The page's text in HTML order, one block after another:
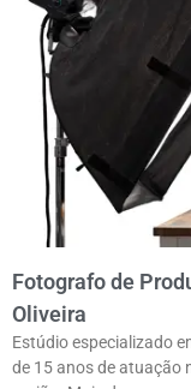
Fotografo de
Oliveira
Estúdio especializado
de 15 anos de atuação